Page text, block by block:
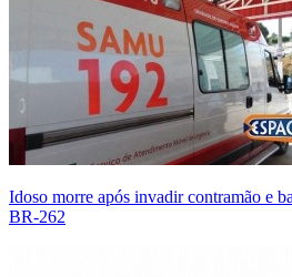
Idoso morre após invadir contramão e
BR-262